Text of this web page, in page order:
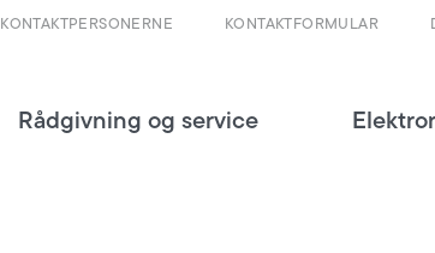
KONTAKTFORMULAR
KONTAKTPERSONERNE
Rådgivning og service